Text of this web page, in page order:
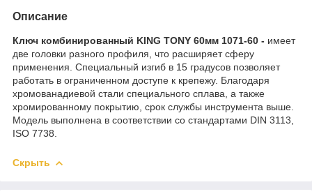
Описание
Ключ комбинированный KING TONY 60мм 1071-60 - имеет
две головки разного профиля, что расширяет сферу
применения. Специальный изгиб в 15 градусов позволяет
работать в ограниченном доступе к крепежу. Благодаря
хромованадиевой стали специального сплава, а также
хромированному покрытию, срок службы инструмента выше.
Модель выполнена в соответствии со стандартами DIN 3113,
ISO 7738.
Скрыть